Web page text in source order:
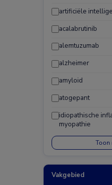
artificiële
acalabrutinib
alemtuzumab
alzheimer
amyloid
atogepant
idiopathische
myopathie
Toon
Vakgebied